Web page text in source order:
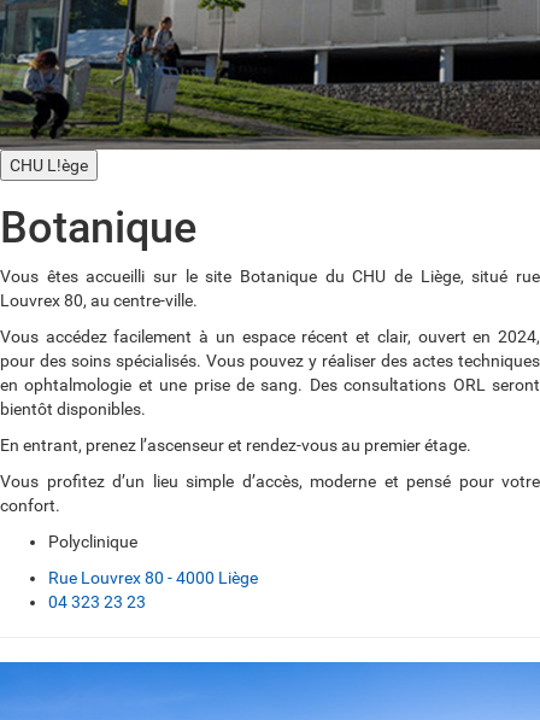
CHU L!ège
Botanique
Vous êtes accueilli sur le site Botanique du CHU de Liège, situé rue
Louvrex 80, au centre-ville.
Vous accédez facilement à un espace récent et clair, ouvert en 2024,
pour des soins spécialisés. Vous pouvez y réaliser des actes techniques
en ophtalmologie et une prise de sang. Des consultations ORL seront
bientôt disponibles.
En entrant, prenez l’ascenseur et rendez-vous au premier étage.
Vous profitez d’un lieu simple d’accès, moderne et pensé pour votre
confort.
Polyclinique
Rue Louvrex 80 - 4000 Liège
04 323 23 23